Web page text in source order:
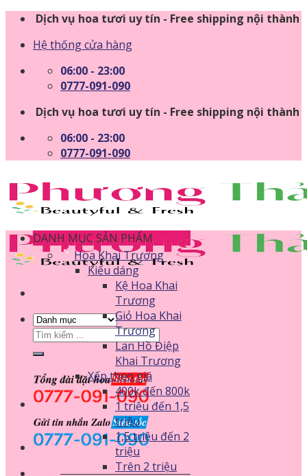
Skip
content
Dịch vụ hoa tươi uy tín - Free shipping nội thành
Hệ thống cửa hàng
06:00 - 23:00
0777-091-090
Dịch vụ hoa tươi uy tín - Free shipping nội thành
06:00 - 23:00
0777-091-090
Tìm
kiếm:
DANH MỤC SẢN PHẨM
Hoa Khai Trương
Kiểu dáng
Kệ Hoa Khai
Trương
Giỏ Hoa Khai
Trương
Lan Hồ Điệp
Khai Trương
Xếp theo giá
400k đến 800k
1 triệu đến 1,5
triệu
1,5 triệu đến 2
triệu
Trên 2 triệu